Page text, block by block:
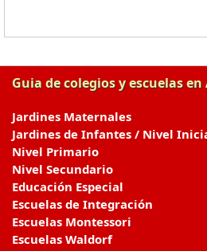
Guia de colegios y escuelas
Jardines Maternales
Jardines de Infantes / Nivel
Nivel Primario
Nivel Secundario
Educación Especial
Escuelas de Integración
Escuelas Montessori
Escuelas Waldorf